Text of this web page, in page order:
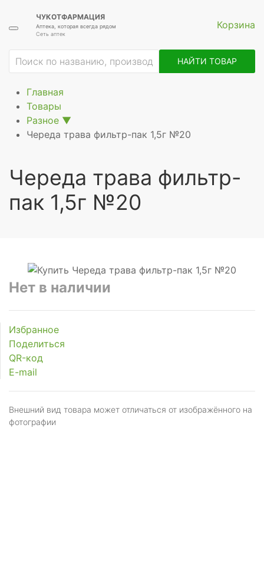
ЧУКОТФАРМАЦИЯ
Аптека, которая всегда рядом
Сеть аптек
Корзина
НАЙТИ ТОВАР
Главная
Товары
Разное ▼
Череда трава фильтр-пак 1,5г №20
Череда трава фильтр-
пак 1,5г №20
Нет в наличии
Избранное
Поделиться
QR-код
E-mail
Внешний вид товара может отличаться от изображённого на
фотографии